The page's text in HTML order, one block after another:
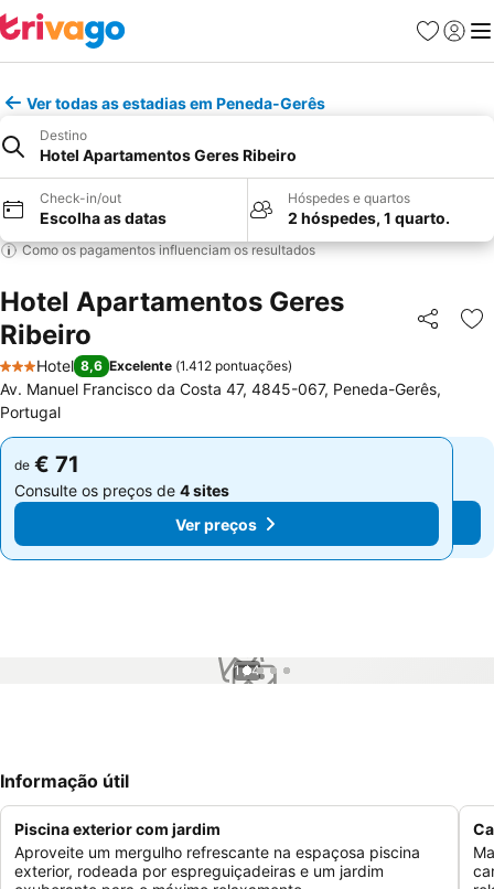
Favoritos
Iniciar
Ver todas as estadias em Peneda-Gerês
Destino
Hotel Apartamentos Geres Ribeiro
Check-in/out
Escolha as datas
Hóspedes e quartos
2 hóspedes, 1 quarto.
Como os pagamentos influenciam os resultados
Hotel Apartamentos Geres
Ribeiro
Partilhar
3 Estrelas
Hotel 8,6 Excelente (1.412 pontuações)
Av. Manuel Francisco da Costa 47, 4845-067, Peneda-Gerês,
Portugal
de € 71
Consulte os preços de 4 sites
Ver preços
de € 71
Consulte os preços de 4 sites
Ver preços
1 / 4
Informação útil
Piscina exterior com jardim
Aproveite um mergulho refrescante na espaçosa piscina
exterior, rodeada por espreguiçadeiras e um jardim